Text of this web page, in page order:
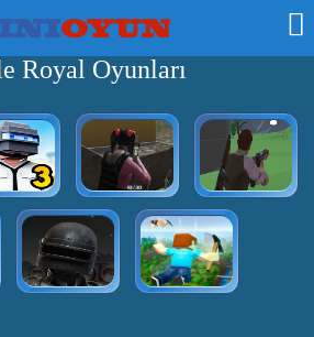
Royal Oyunları